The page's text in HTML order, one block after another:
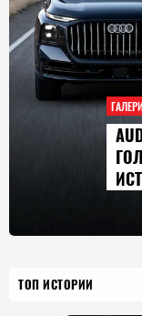
ТОП ИСТОРИИ